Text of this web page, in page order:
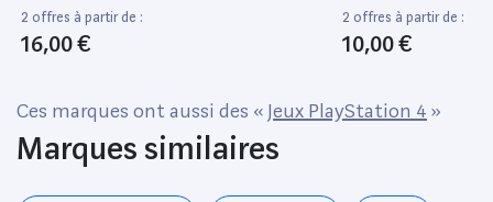
2 offres à partir de :
16,00 €
2 offres à partir de :
10,00 €
Ces marques ont aussi des « Jeux PlayStation 4 »
Marques similaires